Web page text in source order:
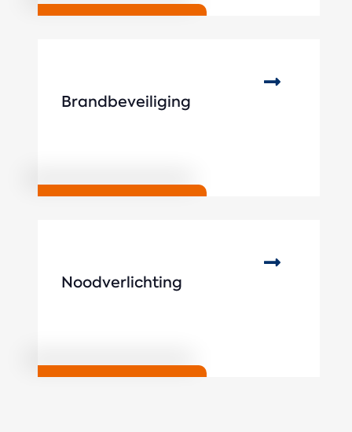
Brandbeveiliging
Noodverlichting